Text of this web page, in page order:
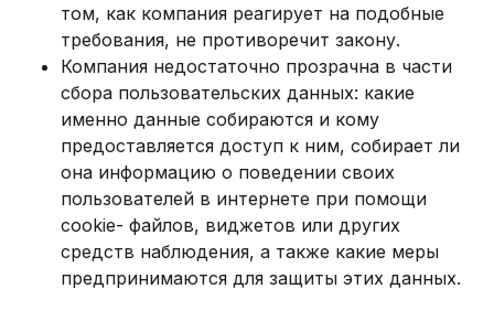
том, как компания реагирует на подобные
требования, не противоречит закону.
Компания недостаточно прозрачна в части
сбора пользовательских данных: какие
именно данные собираются и кому
предоставляется доступ к ним, собирает ли
она информацию о поведении своих
пользователей в интернете при помощи
cookie- файлов, виджетов или других
средств наблюдения, а также какие меры
предпринимаются для защиты этих данных.